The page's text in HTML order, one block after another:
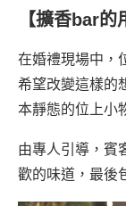
【擴香bar的
在婚禮現場中，
希望改變這樣
本靜態的位上小
由專人引導，賓
歡的味道，最後